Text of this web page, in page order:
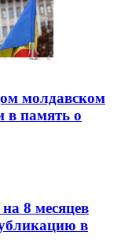
молдавском
в память о
8 месяцев
в